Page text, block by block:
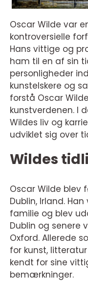
Oscar Wilde var
kontroversielle
Hans vittige og
ham til en af sin
personligheder
kunstelskere og
forstå Oscar
kunstverdenen. I
Wildes liv og
udviklet sig over
Wildes
Oscar Wilde blev
Dublin, Irland.
familie og blev
Dublin og senere
Oxford. Allerede
for kunst,
kendt for sine
bemærkninger.